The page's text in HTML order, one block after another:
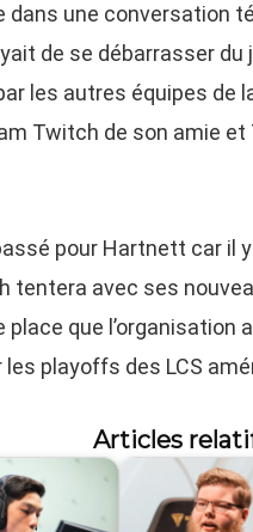
dans une conversation
de se débarrasser du
les autres équipes de
Twitch de son amie et
pour Hartnett car il
tentera avec ses
que l’organisation
playoffs des LCS
Articles